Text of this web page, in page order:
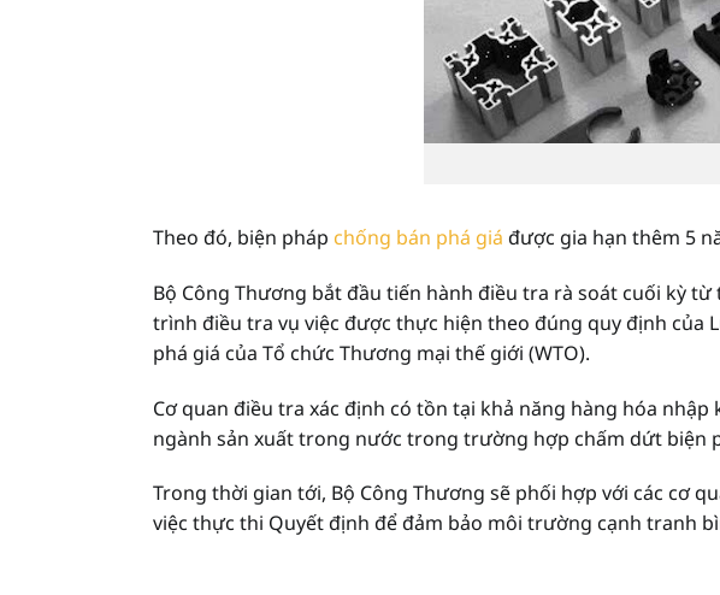
Theo đó, biện pháp chống bán phá giá được gia hạn thêm 5
Bộ Công Thương bắt đầu tiến hành điều tra rà soát cuối kỳ
trình điều tra vụ việc được thực hiện theo đúng quy định của
phá giá của Tổ chức Thương mại thế giới (WTO).
Cơ quan điều tra xác định có tồn tại khả năng hàng hóa
ngành sản xuất trong nước trong trường hợp chấm dứt biện
Trong thời gian tới, Bộ Công Thương sẽ phối hợp với các cơ
việc thực thi Quyết định để đảm bảo môi trường cạnh tranh